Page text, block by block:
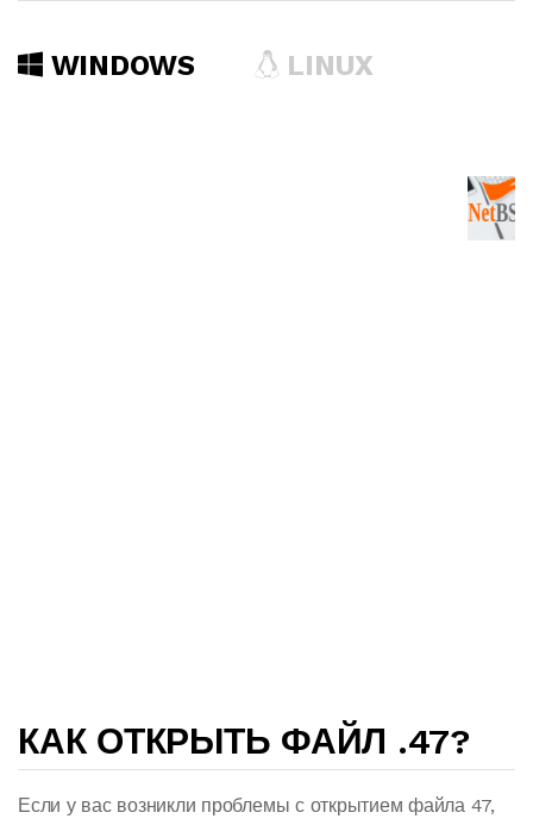
WINDOWS LINUX
КАК ОТКРЫТЬ ФАЙЛ .47?
Если у вас возникли проблемы с открытием файла 47,